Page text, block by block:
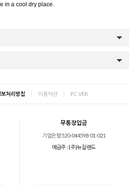
in a cool dry place.
처리방침 | 이용약관 | PC VER
무통장입금
기업은행 520-044598-01-021
예금주 : (주)뉴질랜드